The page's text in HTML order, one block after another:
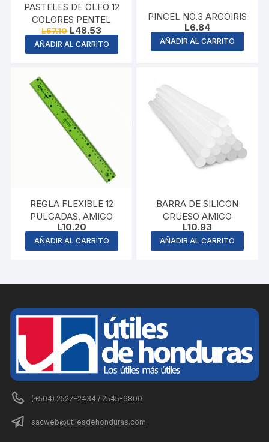
PASTELES DE OLEO 12
COLORES PENTEL
L57.10 Original
price
was:
L57.10.
L48.53Current
price
is:
L48.53.
AÑADIR AL CARRITO
PINCEL NO.3 ARCOIRIS
L6.84
AÑADIR AL CARRITO
REGLA FLEXIBLE 12
PULGADAS, AMIGO
L10.20
AÑADIR AL CARRITO
BARRA DE SILICON
GRUESO AMIGO
L10.93
AÑADIR AL CARRITO
(+504) 2527-2434 / 2545-6800
sacweb@utilesdehonduras.com